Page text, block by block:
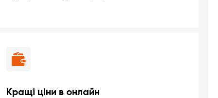
Кращі ціни в онлайн